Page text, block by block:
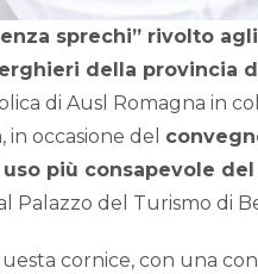
sprechi” rivolto
della provincia
di Ausl Romagna in
in occasione del
uso più consapevole
Palazzo del Turismo di
cornice, con una